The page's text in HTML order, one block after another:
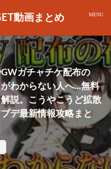
動画まとめ
ガチャチケ配布の
わからない人へ…無料
説。こうやこうど拡散
デ最新情報攻略まと